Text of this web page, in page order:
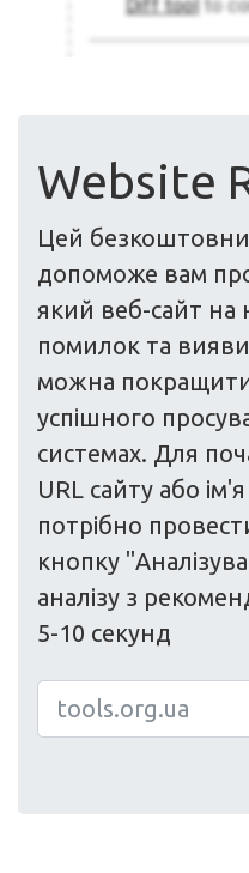
Website
Цей
допоможе вам
який веб-сайт на
помилок та
можна
успішного
системах. Для
URL сайту або
потрібно
кнопку
аналізу з
5-10 секунд